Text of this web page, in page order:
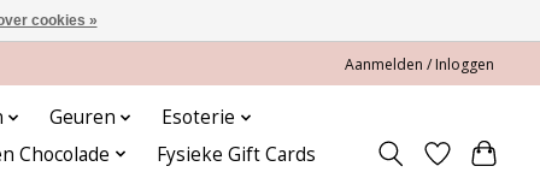
Aanmelden / Inloggen
Geuren
Esoterie
Chocolade
Fysieke Gift Cards
cookies »